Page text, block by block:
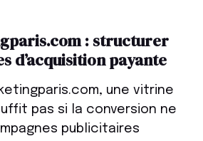
: structurer
d’acquisition payante
une vitrine
pas si la conversion ne
publicitaires